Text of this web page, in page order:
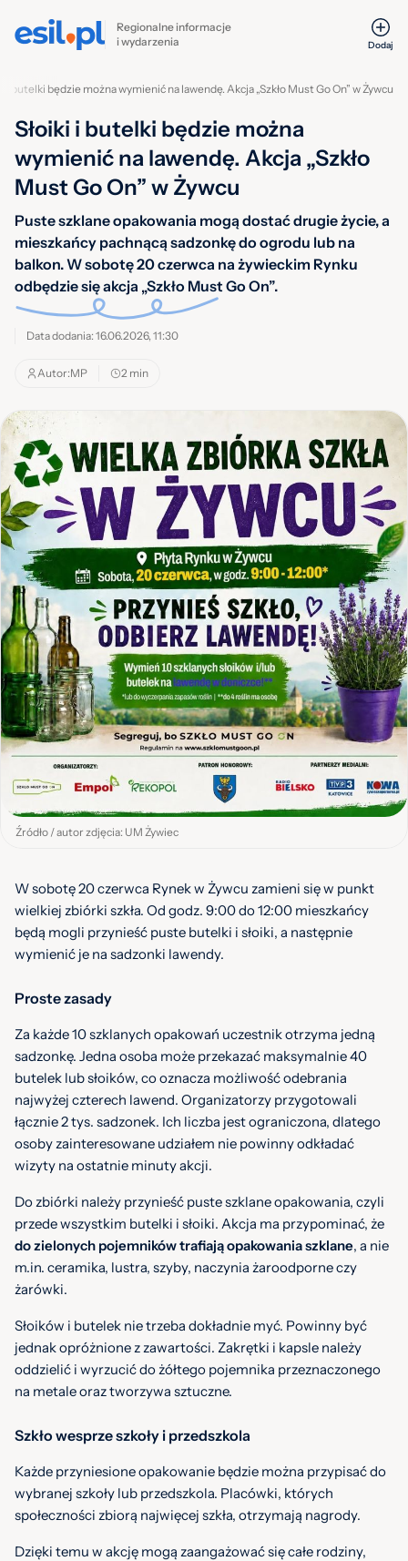
Regionalne informacje
i wydarzenia
Dodaj
i butelki będzie można wymienić na lawendę. Akcja „Szkło Must Go On” w Żywcu
Słoiki i butelki będzie można
wymienić na lawendę. Akcja „Szkło
Must Go On” w Żywcu
Puste szklane opakowania mogą dostać drugie życie, a
mieszkańcy pachnącą sadzonkę do ogrodu lub na
balkon. W sobotę 20 czerwca na żywieckim Rynku
odbędzie się akcja „Szkło Must Go On”.
Data dodania: 16.06.2026, 11:30
Autor:MP 2 min
Źródło / autor zdjęcia: UM Żywiec
W sobotę 20 czerwca Rynek w Żywcu zamieni się w punkt
wielkiej zbiórki szkła. Od godz. 9:00 do 12:00 mieszkańcy
będą mogli przynieść puste butelki i słoiki, a następnie
wymienić je na sadzonki lawendy.
Proste zasady
Za każde 10 szklanych opakowań uczestnik otrzyma jedną
sadzonkę. Jedna osoba może przekazać maksymalnie 40
butelek lub słoików, co oznacza możliwość odebrania
najwyżej czterech lawend. Organizatorzy przygotowali
łącznie 2 tys. sadzonek. Ich liczba jest ograniczona, dlatego
osoby zainteresowane udziałem nie powinny odkładać
wizyty na ostatnie minuty akcji.
Do zbiórki należy przynieść puste szklane opakowania, czyli
przede wszystkim butelki i słoiki. Akcja ma przypominać, że
do zielonych pojemników trafiają opakowania szklane, a nie
m.in. ceramika, lustra, szyby, naczynia żaroodporne czy
żarówki.
Słoików i butelek nie trzeba dokładnie myć. Powinny być
jednak opróżnione z zawartości. Zakrętki i kapsle należy
oddzielić i wyrzucić do żółtego pojemnika przeznaczonego
na metale oraz tworzywa sztuczne.
Szkło wesprze szkoły i przedszkola
Każde przyniesione opakowanie będzie można przypisać do
wybranej szkoły lub przedszkola. Placówki, których
społeczności zbiorą najwięcej szkła, otrzymają nagrody.
Dzięki temu w akcję mogą zaangażować się całe rodziny,